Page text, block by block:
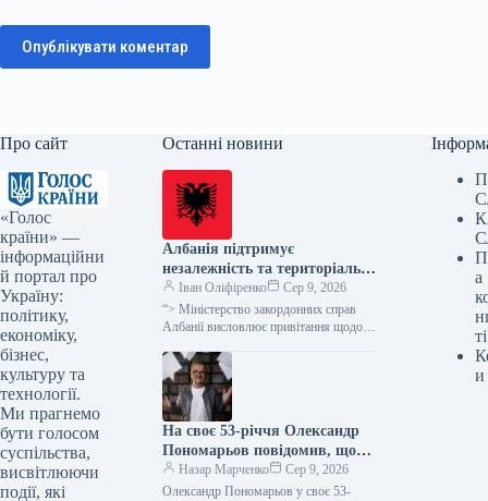
Опублікувати коментар
Про сайт
«Голос
країни» —
інформаційни
й портал про
Україну:
політику,
економіку,
бізнес,
культуру та
технології.
Ми прагнемо
бути голосом
суспільства,
висвітлюючи
події, які
Останні новини
Албанія підтримує
незалежність та територіальну
цілісність України, а також
суверенітет Косова, – заявило
МЗС напередодні візиту
Іван Оліфіренко
Сер 9, 2026
“> Міністерство закордонних справ
Албанії висловлює привітання щодо
Володимира Зеленського до Сербії,
підтверджуючи свою позицію щодо…
На своє 53-річчя Олександр
Пономарьов повідомив, що
створив пригодницьку
повість.
Назар Марченко
Сер 9, 2026
Олександр Пономарьов у своє 53-
а
ті
и